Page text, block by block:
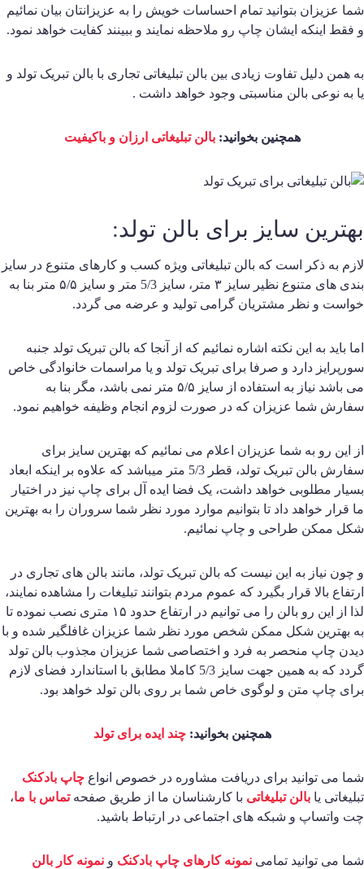
عزیزان بتوانید تمام احساسات خویش را به عزیزانتان بیان نمائیم
فقط اینکه ایشان چاپ رو ملاحظه نمایند و ببینند کفایت خواهد نمود.
همن دلیل تفاوت زیادی بین بالن تبلیغاتی تجاری با بالن تبریک تولد و
به نوعی بالن مناسبتی وجود خواهد داشت .
همچنین بخوانید: بالن تبلیغاتی ارزان و باکیفیت
سایز برای بالن تولد:
به ذکر است که بالن تبلیغاتی ویژه کسب و کارهای متنوع در سایز
بندی های متنوع نظیر سایز ۳ متر، سایز 5/3 متر و سایز ۵/۵ متر بنا به
و نظر مشتریان گرامی تولید و عرضه می گردد.
باید به این نکته اشاره نمائیم که از آنجا که بالن تبریک تولد جنبه
دارد و صرفا برای تبریک تولد و یا مراسمات خانوادگی خاص
می باشد نیاز به استفاده از سایز ۵/۵ متر نمی باشد، مگر بنا به
شما عزیزان که در صورت لزوم انجام وظیفه خواهیم نمود.
این رو به شما عزیزان اعلام می نمائیم که بهترین سایز برای
سفارش بالن تبریک تولد، قطر 5/3 متر میباشد که علاوه بر اینکه ابعاد
مطلوبی خواهد داشت، یک فضا ایده آل برای چاپ نیز در اختیار
قرار خواهد داد تا بتوانیم موارد مورد نظر شما سروران را به بهترین
ممکن طراحی و چاپ نمائیم.
چون نیاز به این نیست که بالن تبریک تولد، مانند بالن های تجاری در
بالا قرار بگیرد که عموم مردم بتوانند تبلیغات را مشاهده نمایند،
لذا از این رو بالن را می توانیم در ارتفاع حدود ۱۵ متری نصب نموده تا
بهترین شکل ممکن شخص مورد نظر شما عزیزان غافلگیر شده و با
چاپ منحصر به فرد و اختصاصی شما عزیزان مجذوب بالن تولد
گردد که به همین جهت سایز 5/3 کاملا مطابق با استاندارد فضای لازم
چاپ متن و لوگوی خاص شما بر روی بالن تولد خواهد بود.
همچنین بخوانید: چند ایده برای تولد
می توانید برای دریافت مشاوره در خصوص انواع چاپ بادکنک
یا بالن تبلیغاتیبا کارشناسان ما از طریق صفحه تماس با ما،
واتساپ و شبکه های اجتماعی در ارتباط باشید.
می توانید تمامی نمونه کارهای چاپ بادکنکو نمونه کار بالن